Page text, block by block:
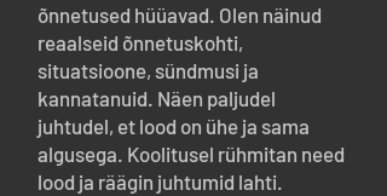
õnnetused hüüavad. Olen näinud
reaalseid õnnetuskohti,
situatsioone, sündmusi ja
kannatanuid. Näen paljudel
juhtudel, et lood on ühe ja sama
algusega. Koolitusel rühmitan need
lood ja räägin juhtumid lahti.